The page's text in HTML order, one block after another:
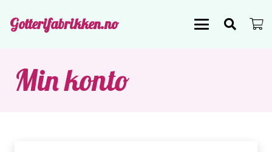
Gotterifabrikken.no
Min konto